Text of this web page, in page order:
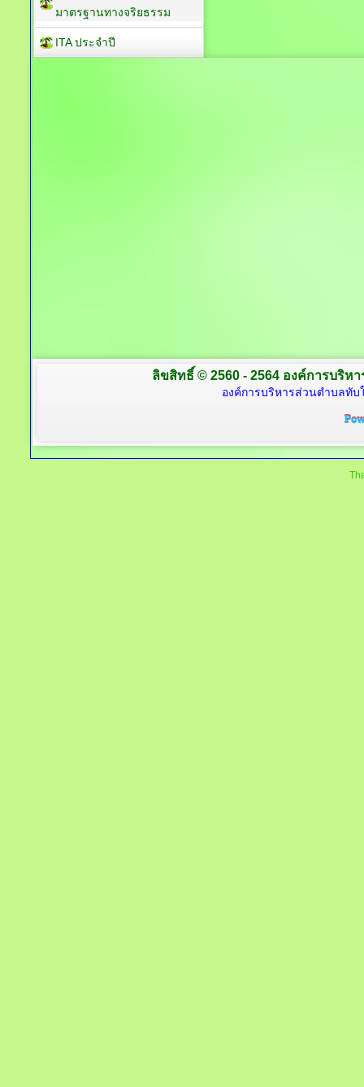
มาตรฐานทางจริยธรรม
ITA ประจำปี
ลิขสิทธิ์ © 2560 - 2564 องค์การบริห
องค์การบริหารส่วนตำบลทับ